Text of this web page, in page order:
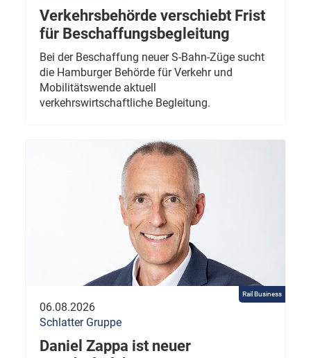
Verkehrsbehörde verschiebt Frist
für Beschaffungsbegleitung
Bei der Beschaffung neuer S-Bahn-Züge sucht
die Hamburger Behörde für Verkehr und
Mobilitätswende aktuell
verkehrswirtschaftliche Begleitung.
Rail Business
06.08.2026
Schlatter Gruppe
Daniel Zappa ist neuer